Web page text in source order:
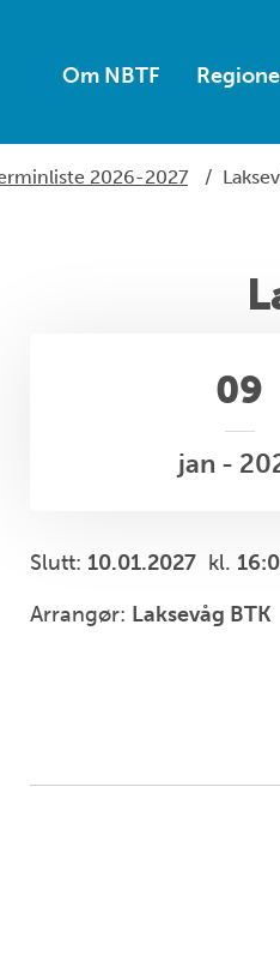
Om NBTF
2026-2027 /
09
jan -
Slutt: 10.01.2027 kl.
Arrangør: Laksevåg BTK